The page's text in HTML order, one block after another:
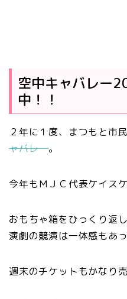
空中キャバレー
中！！
２年に１度、まつもと市
ャバレー。
今年もＭＪＣ代表ケイス
おもちゃ箱をひっくり返
演劇の競演は一体感もあ
週末のチケットもかなり